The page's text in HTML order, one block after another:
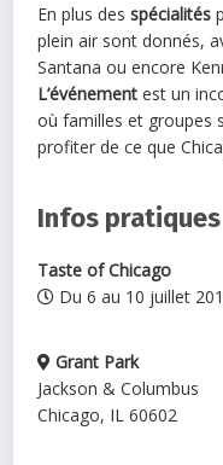
En plus desspécialités
plein air sont donnés,
Santana ou encore
L’événement est un
où familles et groupes
profiter de ce que
Infos pratiques
Taste of Chicago
Du 6 au 10 juillet
Grant Park
Jackson & Columbus
Chicago, IL 60602